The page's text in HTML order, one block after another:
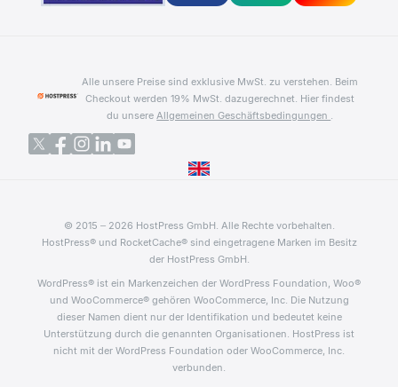
Alle unsere Preise sind exklusive MwSt. zu verstehen. Beim
Checkout werden 19% MwSt. dazugerechnet. Hier findest
du unsereAllgemeinen Geschäftsbedingungen .
© 2015 – 2026 HostPress GmbH. Alle Rechte vorbehalten.
HostPress® und RocketCache® sind eingetragene Marken im Besitz
der HostPress GmbH.
WordPress® ist ein Markenzeichen der WordPress Foundation, Woo®
und WooCommerce® gehören WooCommerce, Inc. Die Nutzung
dieser Namen dient nur der Identifikation und bedeutet keine
Unterstützung durch die genannten Organisationen. HostPress ist
nicht mit der WordPress Foundation oder WooCommerce, Inc.
verbunden.